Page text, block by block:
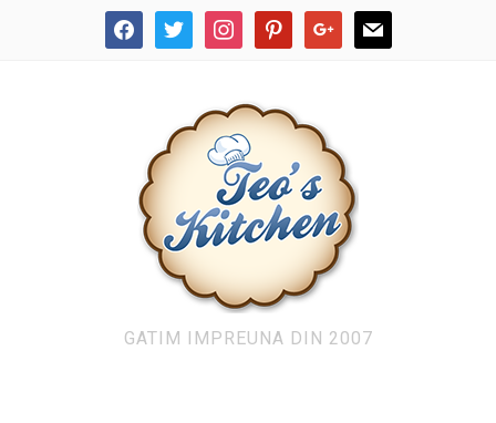
facebooktwitter instagrampinterestgoogle mail
GATIM IMPREUNA DIN 2007